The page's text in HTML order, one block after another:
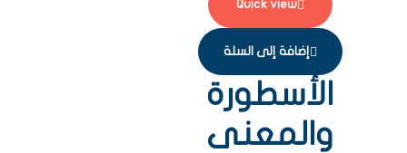
Quick view
إضافة إلى السلة
الأسطورة
والمعنى